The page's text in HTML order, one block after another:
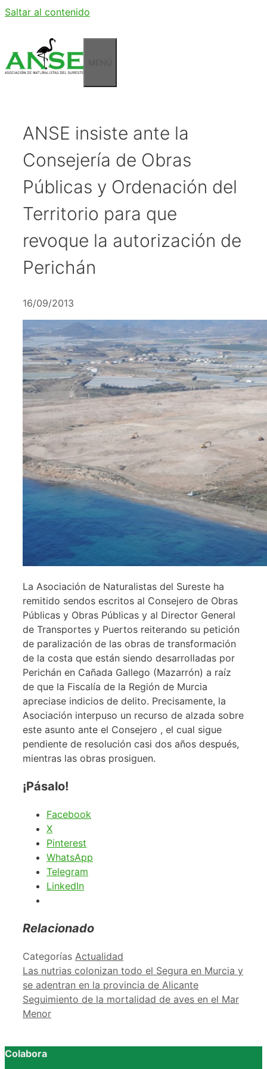
Saltar al contenido
ANSE insiste ante la
Consejería de Obras
Públicas y Ordenación del
Territorio para que
revoque la autorización de
Perichán
16/09/2013
La Asociación de Naturalistas del Sureste ha
remitido sendos escritos al Consejero de Obras
Públicas y Obras Públicas y al Director General
de Transportes y Puertos reiterando su petición
de paralización de las obras de transformación
de la costa que están siendo desarrolladas por
Perichán en Cañada Gallego (Mazarrón) a raíz
de que la Fiscalía de la Región de Murcia
apreciase indicios de delito. Precisamente, la
Asociación interpuso un recurso de alzada sobre
este asunto ante el Consejero , el cual sigue
pendiente de resolución casi dos años después,
mientras las obras prosiguen.
¡Pásalo!
Facebook
X
Pinterest
WhatsApp
Telegram
LinkedIn
Relacionado
Categorías Actualidad
Las nutrias colonizan todo el Segura en Murcia y
se adentran en la provincia de Alicante
Seguimiento de la mortalidad de aves en el Mar
Menor
Colabora